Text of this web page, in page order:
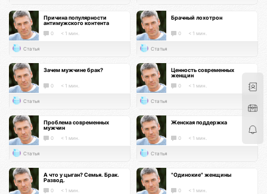
Причина популярности
антимужского контента
0 < 1 мин.
Статья
Брачный лохотрон
0 < 1 мин.
Статья
Зачем мужчине брак?
0 < 1 мин.
Статья
Ценность современных
женщин
0 < 1 мин.
Статья
Проблема современных
мужчин
0 < 1 мин.
Статья
Женская поддержка
0 < 1 мин.
Статья
А что у цыган? Семья. Брак.
Развод.
0 < 1 мин.
"Одинокие" женщины
0 < 1 мин.